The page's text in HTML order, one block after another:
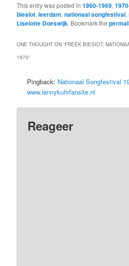
This entry was posted in1960-1969,
biesiot,leerdam,nationaal songfestival,
Liselotte Doeswijk. Bookmark the
ONE THOUGHT ON “FREEK BIESIOT:
1970”
Pingback: Nationaal Songfestival
www.lennykuhrfansite.nl
Reageer